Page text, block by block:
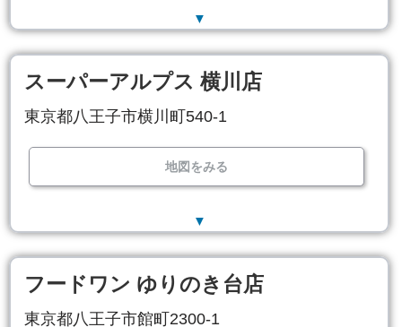
▼
スーパーアルプス 横川店
東京都八王子市横川町540-1
地図をみる
▼
フードワン ゆりのき台店
東京都八王子市館町2300-1